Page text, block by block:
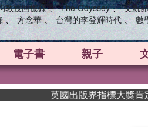
教授回憶錄 、 The Odyssey 、 父親節
、 方念華 、 台灣的李登輝時代 、 數
電子書 親子
英國出版界指標大獎肯定